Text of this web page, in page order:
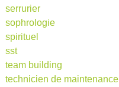
serrurier
sophrologie
spirituel
sst
team building
technicien de maintenance